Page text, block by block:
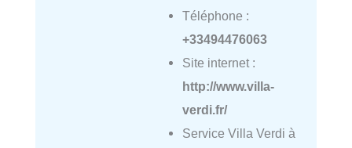
Téléphone :
+33494476063
Site internet :
http://www.villa-
verdi.fr/
Service Villa Verdi à